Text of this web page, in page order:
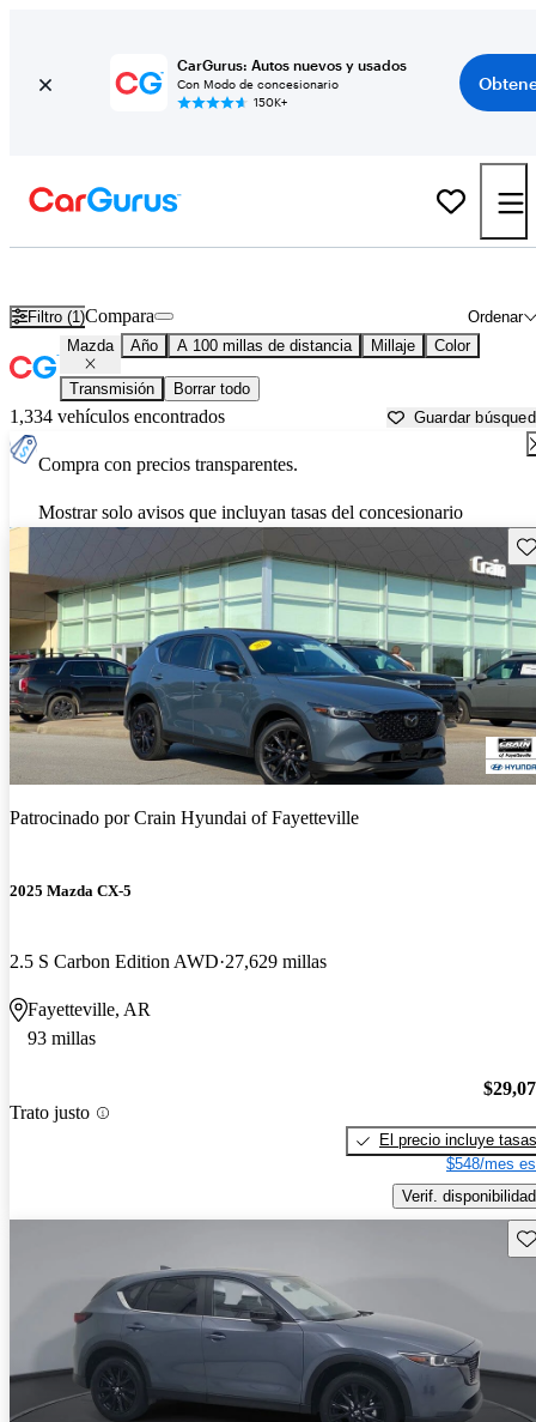
CarGurus: Autos nuevos y usados
Con Modo de concesionario
150K+
Filtro (1) Ordenar
Compara
Mazda Año A 100 millas de distancia Millaje Color
Transmisión Borrar todo
1,334 vehículos encontrados Guardar
Compra con precios transparentes.
Mostrar solo avisos que incluyan tasas del concesionario
Patrocinado porCrain Hyundai of Fayetteville
2025 Mazda CX-5
2.5 S Carbon Edition AWD 27,629 millas
Fayetteville, AR
93 millas
Trato justo
El precio incluye tasas
$548/mes
Verif. disponibilidad